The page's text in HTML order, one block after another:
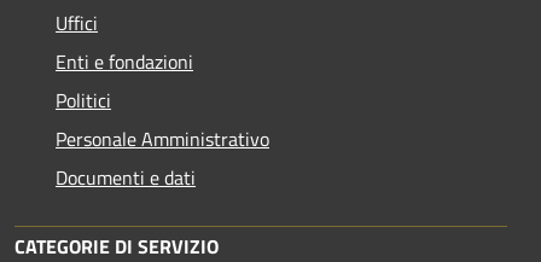
Uffici
Enti e fondazioni
Politici
Personale Amministrativo
Documenti e dati
CATEGORIE DI SERVIZIO